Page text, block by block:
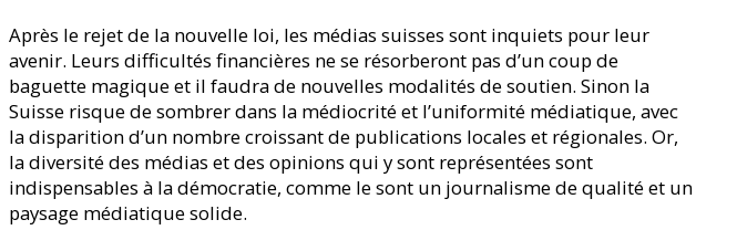
Après le rejet de la nouvelle loi, les médias suisses sont inquiets pour leur
avenir. Leurs difficultés financières ne se résorberont pas d’un coup de
baguette magique et il faudra de nouvelles modalités de soutien. Sinon la
Suisse risque de sombrer dans la médiocrité et l’uniformité médiatique, avec
la disparition d’un nombre croissant de publications locales et régionales. Or,
la diversité des médias et des opinions qui y sont représentées sont
indispensables à la démocratie, comme le sont un journalisme de qualité et un
paysage médiatique solide.